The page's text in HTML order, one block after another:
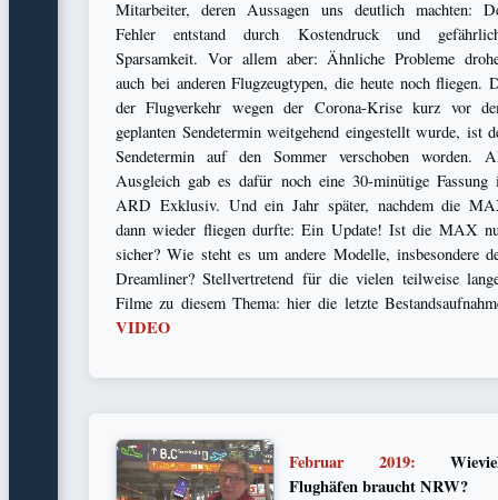
Mitarbeiter, deren Aussagen uns deutlich machten:
Fehler entstand durch Kostendruck und
Sparsamkeit. Vor allem aber: Ähnliche Probleme
auch bei anderen Flugzeugtypen, die heute noch fliegen.
der Flugverkehr wegen der Corona-Krise kurz vor
geplanten Sendetermin weitgehend eingestellt wurde, ist
Sendetermin auf den Sommer verschoben worden.
Ausgleich gab es dafür noch eine 30-minütige Fassung
ARD Exklusiv. Und ein Jahr später, nachdem die
dann wieder fliegen durfte: Ein Update! Ist die MAX
sicher? Wie steht es um andere Modelle, insbesondere
Dreamliner? Stellvertretend für die vielen teilweise
Filme zu diesem Thema: hier die letzte
VIDEO
Februar 2019:
Flughäfen braucht NRW?